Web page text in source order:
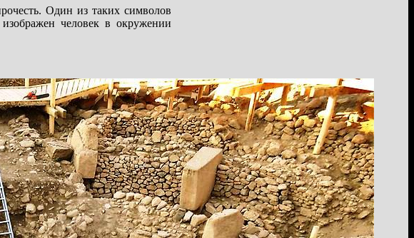
Один из таких символов
человек в окружении